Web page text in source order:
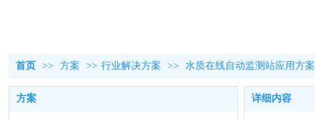
首页 >> 方案 >> 行业解决方案 >> 水质在线自动监测站应用方案
方案 详细内容